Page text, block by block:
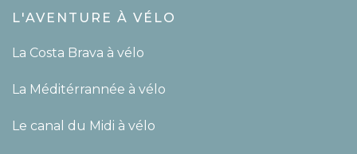
L'AVENTURE À VÉLO
La Costa Brava à vélo
La Méditérrannée à vélo
Le canal du Midi à vélo